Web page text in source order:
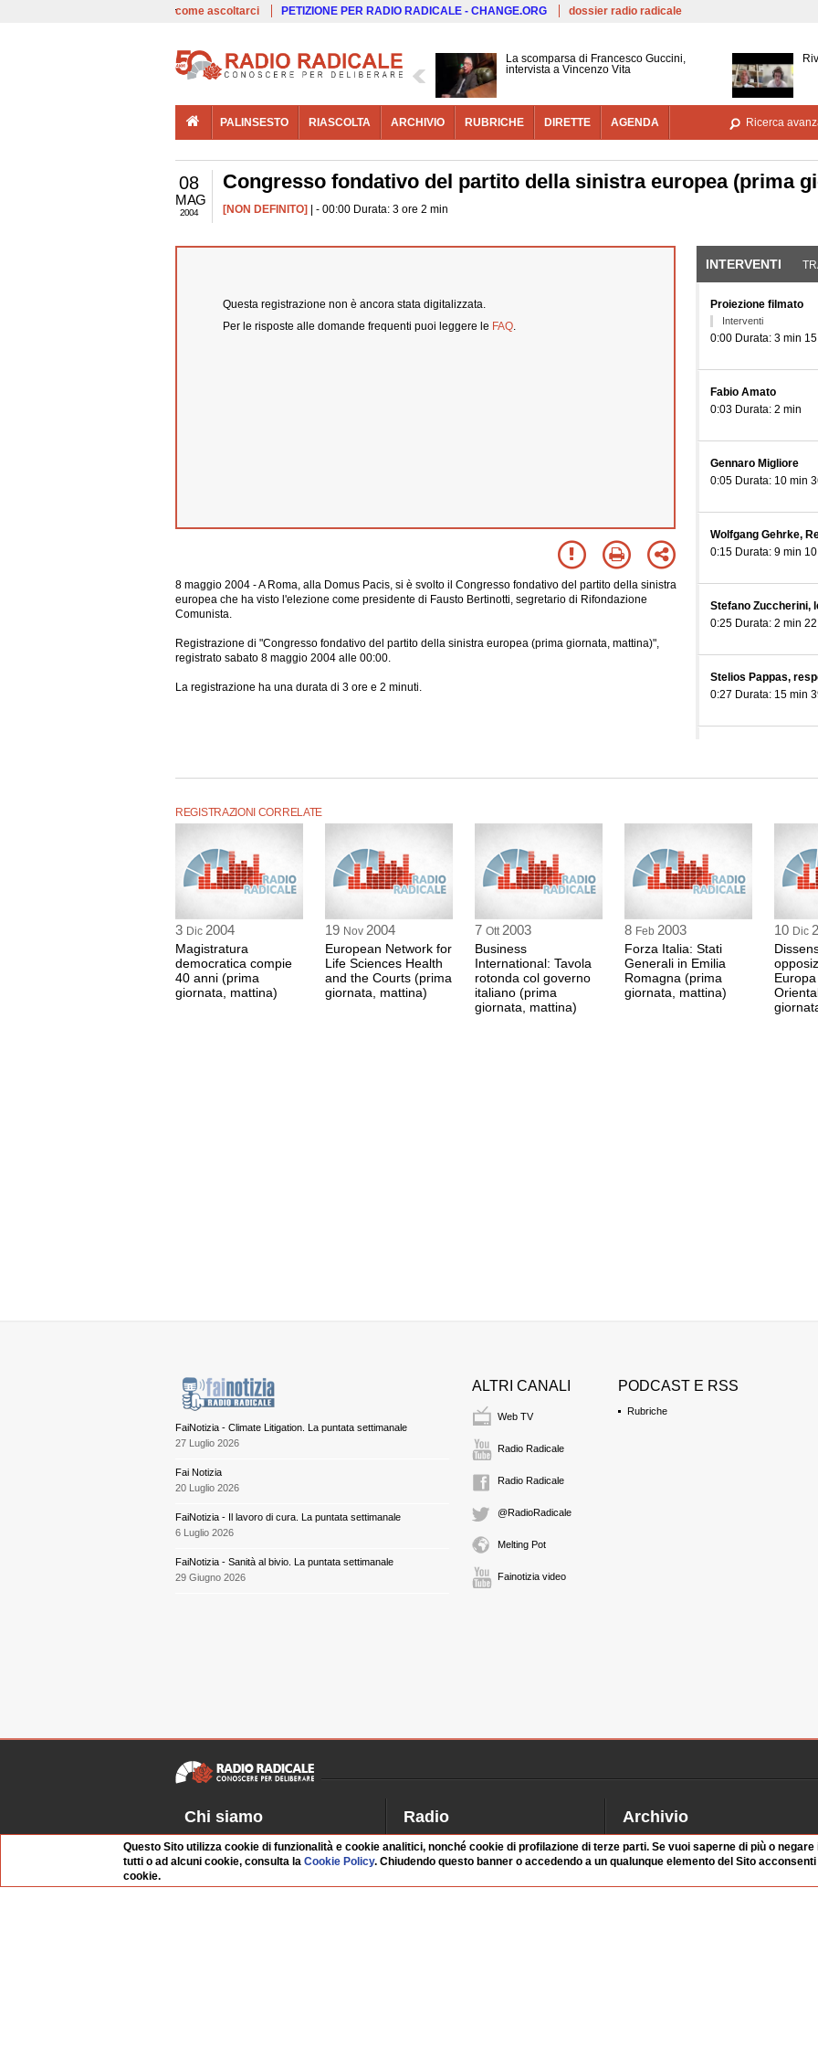
Salta al contenuto principale
come ascoltarci PETIZIONE PER RADIO RADICALE - CHANGE.ORG dossier radio radicale
La scomparsa di Francesco Guccini,
intervista a Vincenzo Vita
PALINSESTO RIASCOLTA ARCHIVIO RUBRICHE DIRETTE AGENDA Ricerca
08
MAG
2004
Congresso fondativo del partito della sinistra europea (prima
[NON DEFINITO] | - 00:00 Durata: 3 ore 2 min
Questa registrazione non è ancora stata digitalizzata.
Per le risposte alle domande frequenti puoi leggere le FAQ.
8 maggio 2004 - A Roma, alla Domus Pacis, si è svolto il Congresso fondativo del partito della sinistra
europea che ha visto l'elezione come presidente di Fausto Bertinotti, segretario di Rifondazione
Comunista.
Registrazione di "Congresso fondativo del partito della sinistra europea (prima giornata, mattina)",
registrato sabato 8 maggio 2004 alle 00:00.
La registrazione ha una durata di 3 ore e 2 minuti.
INTERVENTI
Proiezione filmato
Interventi
0:00 Durata: 3 min
Fabio Amato
0:03 Durata: 2 min
Gennaro Migliore
0:05 Durata: 10 min
Wolfgang Gehrke,
0:15 Durata: 9 min
Stefano Zuccherini,
0:25 Durata: 2 min
Stelios Pappas,
0:27 Durata: 15 min
Fausto Bertinotti,
Stefano Zuccherini
1:47 Durata: 6 min
REGISTRAZIONI CORRELATE
3 Dic 2004
Magistratura
democratica compie
40 anni (prima
giornata, mattina)
19 Nov 2004
European Network for
Life Sciences Health
and the Courts (prima
giornata, mattina)
7 Ott 2003
Business
International: Tavola
rotonda col governo
italiano (prima
giornata, mattina)
8 Feb 2003
Forza Italia: Stati
Generali in Emilia
Romagna (prima
giornata, mattina)
10 Dic
FaiNotizia - Climate Litigation. La puntata settimanale
27 Luglio 2026
Fai Notizia
20 Luglio 2026
FaiNotizia - Il lavoro di cura. La puntata settimanale
6 Luglio 2026
FaiNotizia - Sanità al bivio. La puntata settimanale
29 Giugno 2026
ALTRI CANALI
Web TV
Radio Radicale
Radio Radicale
@RadioRadicale
Melting Pot
Fainotizia video
PODCAST E RSS
Rubriche
Chi siamo
Dossier Radio Radicale
Questo sito
Radio
Palinsesto
Riascolta
Archivio
Videoparlamento
Istituzioni
Questo Sito utilizza cookie di funzionalità e cookie analitici, nonché cookie di profilazione di terze parti. Se vuoi saperne di più o
tutti o ad alcuni cookie, consulta laCookie Policy. Chiudendo questo banner o accedendo a un qualunque elemento del Sito
cookie.